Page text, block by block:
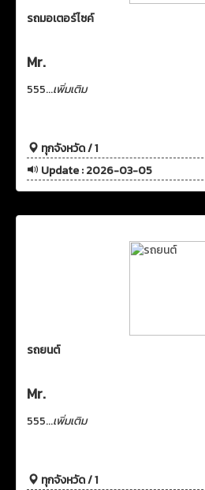
รถมอเตอร์ไซค์
Mr.
555...เพิ่มเติม
ทุกจังหวัด / 1
Update : 2026-03-05
รถยนต์
Mr.
555...เพิ่มเติม
ทุกจังหวัด / 1